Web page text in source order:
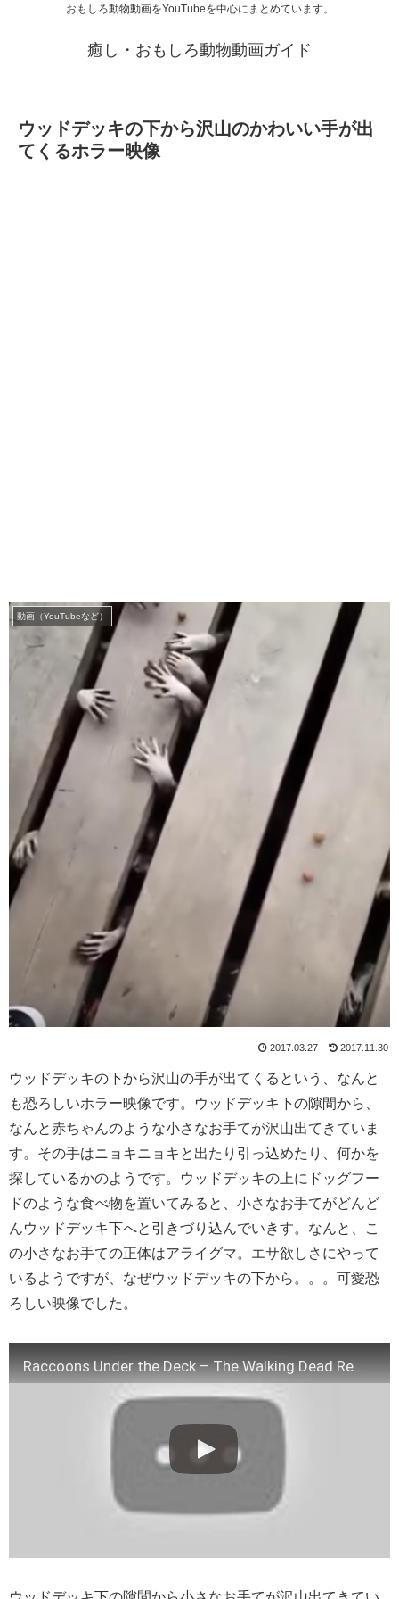
おもしろ動物動画をYouTubeを中心にまとめています。
癒し・おもしろ動物動画ガイド
ウッドデッキの下から沢山のかわいい手が出
てくるホラー映像
動画（YouTubeなど）
2017.03.27 2017.11.30
ウッドデッキの下から沢山の手が出てくるという、なんと
も恐ろしいホラー映像です。ウッドデッキ下の隙間から、
なんと赤ちゃんのような小さなお手てが沢山出てきていま
す。その手はニョキニョキと出たり引っ込めたり、何かを
探しているかのようです。ウッドデッキの上にドッグフー
ドのような食べ物を置いてみると、小さなお手てがどんど
んウッドデッキ下へと引きづり込んでいきす。なんと、こ
の小さなお手ての正体はアライグマ。エサ欲しさにやって
いるようですが、なぜウッドデッキの下から。。。可愛恐
ろしい映像でした。
Raccoons Under the Deck – The Walking Dead Remix